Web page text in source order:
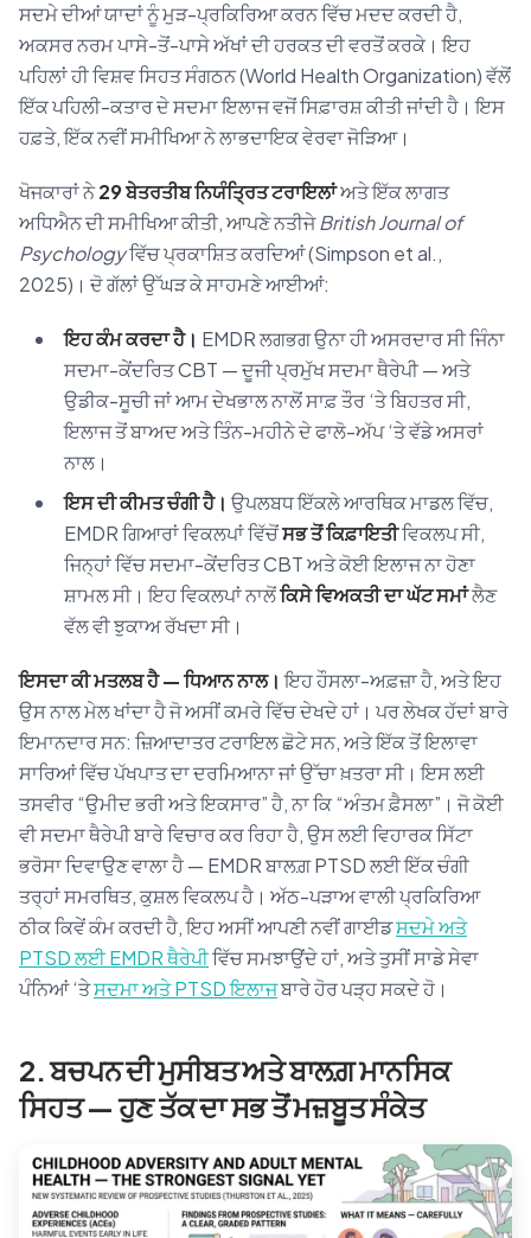
ਸਦਮੇ ਦੀਆਂ ਯਾਦਾਂ ਨੂੰ ਮੁੜ-ਪ੍ਰਕਿਰਿਆ ਕਰਨ ਵਿੱਚ ਮਦਦ ਕਰਦੀ ਹੈ,
ਅਕਸਰ ਨਰਮ ਪਾਸੇ-ਤੋਂ-ਪਾਸੇ ਅੱਖਾਂ ਦੀ ਹਰਕਤ ਦੀ ਵਰਤੋਂ ਕਰਕੇ। ਇਹ
ਪਹਿਲਾਂ ਹੀ ਵਿਸ਼ਵ ਸਿਹਤ ਸੰਗਠਨ (World Health Organization) ਵੱਲੋਂ
ਇੱਕ ਪਹਿਲੀ-ਕਤਾਰ ਦੇ ਸਦਮਾ ਇਲਾਜ ਵਜੋਂ ਸਿਫ਼ਾਰਸ਼ ਕੀਤੀ ਜਾਂਦੀ ਹੈ। ਇਸ
ਹਫ਼ਤੇ, ਇੱਕ ਨਵੀਂ ਸਮੀਖਿਆ ਨੇ ਲਾਭਦਾਇਕ ਵੇਰਵਾ ਜੋੜਿਆ।
ਖੋਜਕਾਰਾਂ ਨੇ29 ਬੇਤਰਤੀਬ ਨਿਯੰਤ੍ਰਿਤ ਟਰਾਇਲਾਂਅਤੇ ਇੱਕ ਲਾਗਤ
ਅਧਿਐਨ ਦੀ ਸਮੀਖਿਆ ਕੀਤੀ, ਆਪਣੇ ਨਤੀਜੇBritish Journal of
Psychologyਵਿੱਚ ਪ੍ਰਕਾਸ਼ਿਤ ਕਰਦਿਆਂ (Simpson et al.,
2025)। ਦੋ ਗੱਲਾਂ ਉੱਘੜ ਕੇ ਸਾਹਮਣੇ ਆਈਆਂ:
ਇਹ ਕੰਮ ਕਰਦਾ ਹੈ। EMDR ਲਗਭਗ ਉਨਾ ਹੀ ਅਸਰਦਾਰ ਸੀ ਜਿੰਨਾ
ਸਦਮਾ-ਕੇਂਦਰਿਤ CBT — ਦੂਜੀ ਪ੍ਰਮੁੱਖ ਸਦਮਾ ਥੈਰੇਪੀ — ਅਤੇ
ਉਡੀਕ-ਸੂਚੀ ਜਾਂ ਆਮ ਦੇਖਭਾਲ ਨਾਲੋਂ ਸਾਫ਼ ਤੌਰ ‘ਤੇ ਬਿਹਤਰ ਸੀ,
ਇਲਾਜ ਤੋਂ ਬਾਅਦ ਅਤੇ ਤਿੰਨ-ਮਹੀਨੇ ਦੇ ਫਾਲੋ-ਅੱਪ ‘ਤੇ ਵੱਡੇ ਅਸਰਾਂ
ਨਾਲ।
ਇਸ ਦੀ ਕੀਮਤ ਚੰਗੀ ਹੈ। ਉਪਲਬਧ ਇੱਕਲੇ ਆਰਥਿਕ ਮਾਡਲ ਵਿੱਚ,
EMDR ਗਿਆਰਾਂ ਵਿਕਲਪਾਂ ਵਿੱਚੋਂਸਭ ਤੋਂ ਕਿਫ਼ਾਇਤੀਵਿਕਲਪ ਸੀ,
ਜਿਨ੍ਹਾਂ ਵਿੱਚ ਸਦਮਾ-ਕੇਂਦਰਿਤ CBT ਅਤੇ ਕੋਈ ਇਲਾਜ ਨਾ ਹੋਣਾ
ਸ਼ਾਮਲ ਸੀ। ਇਹ ਵਿਕਲਪਾਂ ਨਾਲੋਂਕਿਸੇ ਵਿਅਕਤੀ ਦਾ ਘੱਟ ਸਮਾਂਲੈਣ
ਵੱਲ ਵੀ ਝੁਕਾਅ ਰੱਖਦਾ ਸੀ।
ਇਸਦਾ ਕੀ ਮਤਲਬ ਹੈ — ਧਿਆਨ ਨਾਲ। ਇਹ ਹੌਸਲਾ-ਅਫ਼ਜ਼ਾ ਹੈ, ਅਤੇ ਇਹ
ਉਸ ਨਾਲ ਮੇਲ ਖਾਂਦਾ ਹੈ ਜੋ ਅਸੀਂ ਕਮਰੇ ਵਿੱਚ ਦੇਖਦੇ ਹਾਂ। ਪਰ ਲੇਖਕ ਹੱਦਾਂ ਬਾਰੇ
ਇਮਾਨਦਾਰ ਸਨ: ਜ਼ਿਆਦਾਤਰ ਟਰਾਇਲ ਛੋਟੇ ਸਨ, ਅਤੇ ਇੱਕ ਤੋਂ ਇਲਾਵਾ
ਸਾਰਿਆਂ ਵਿੱਚ ਪੱਖਪਾਤ ਦਾ ਦਰਮਿਆਨਾ ਜਾਂ ਉੱਚਾ ਖ਼ਤਰਾ ਸੀ। ਇਸ ਲਈ
ਤਸਵੀਰ “ਉਮੀਦ ਭਰੀ ਅਤੇ ਇਕਸਾਰ” ਹੈ, ਨਾ ਕਿ “ਅੰਤਮ ਫ਼ੈਸਲਾ”। ਜੋ ਕੋਈ
ਵੀ ਸਦਮਾ ਥੈਰੇਪੀ ਬਾਰੇ ਵਿਚਾਰ ਕਰ ਰਿਹਾ ਹੈ, ਉਸ ਲਈ ਵਿਹਾਰਕ ਸਿੱਟਾ
ਭਰੋਸਾ ਦਿਵਾਉਣ ਵਾਲਾ ਹੈ — EMDR ਬਾਲਗ਼ PTSD ਲਈ ਇੱਕ ਚੰਗੀ
ਤਰ੍ਹਾਂ ਸਮਰਥਿਤ, ਕੁਸ਼ਲ ਵਿਕਲਪ ਹੈ। ਅੱਠ-ਪੜਾਅ ਵਾਲੀ ਪ੍ਰਕਿਰਿਆ
ਠੀਕ ਕਿਵੇਂ ਕੰਮ ਕਰਦੀ ਹੈ, ਇਹ ਅਸੀਂ ਆਪਣੀ ਨਵੀਂ ਗਾਈਡਸਦਮੇ ਅਤੇ
PTSD ਲਈ EMDR ਥੈਰੇਪੀਵਿੱਚ ਸਮਝਾਉਂਦੇ ਹਾਂ, ਅਤੇ ਤੁਸੀਂ ਸਾਡੇ ਸੇਵਾ
ਪੰਨਿਆਂ ‘ਤੇਸਦਮਾ ਅਤੇ PTSD ਇਲਾਜਬਾਰੇ ਹੋਰ ਪੜ੍ਹ ਸਕਦੇ ਹੋ।
2. ਬਚਪਨ ਦੀ ਮੁਸੀਬਤ ਅਤੇ ਬਾਲਗ਼ ਮਾਨਸਿਕ
ਸਿਹਤ — ਹੁਣ ਤੱਕ ਦਾ ਸਭ ਤੋਂ ਮਜ਼ਬੂਤ ਸੰਕੇਤ